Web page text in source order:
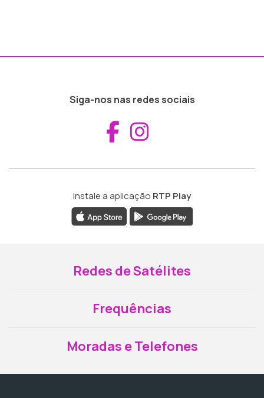
Siga-nos nas redes sociais
Aceder ao
Instale a aplicação RTP Play
Redes de Satélites
Frequências
Moradas e Telefones